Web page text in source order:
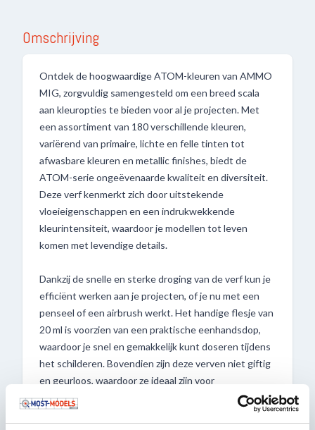
Omschrijving
Ontdek de hoogwaardige ATOM-kleuren van AMMO
MIG, zorgvuldig samengesteld om een breed scala
aan kleuropties te bieden voor al je projecten. Met
een assortiment van 180 verschillende kleuren,
variërend van primaire, lichte en felle tinten tot
afwasbare kleuren en metallic finishes, biedt de
ATOM-serie ongeëvenaarde kwaliteit en diversiteit.
Deze verf kenmerkt zich door uitstekende
vloeieigenschappen en een indrukwekkende
kleurintensiteit, waardoor je modellen tot leven
komen met levendige details.
Dankzij de snelle en sterke droging van de verf kun je
efficiënt werken aan je projecten, of je nu met een
penseel of een airbrush werkt. Het handige flesje van
20 ml is voorzien van een praktische eenhandsdop,
waardoor je snel en gemakkelijk kunt doseren tijdens
het schilderen. Bovendien zijn deze verven niet giftig
en geurloos, waardoor ze ideaal zijn voor
modelbouwenthousiastelingen en hobbyisten.